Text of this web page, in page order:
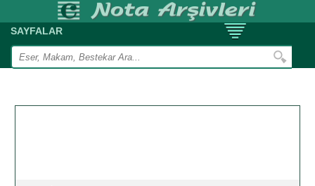
SAYFALAR